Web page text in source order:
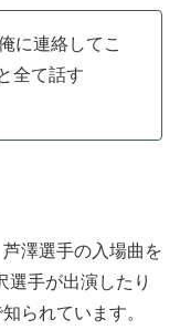
に連絡してこ
全て話す
澤選手の入場曲を
選手が出演したり
られています。